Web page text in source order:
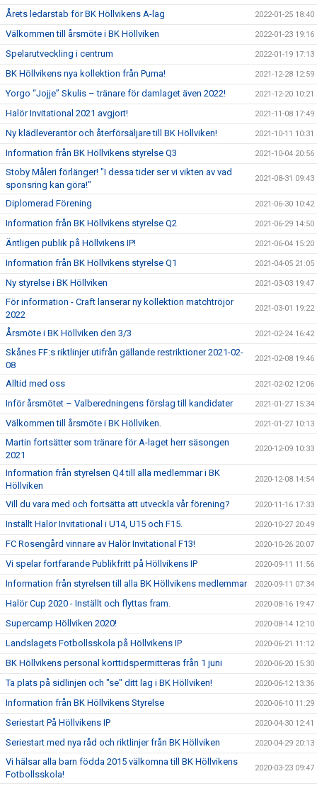
Årets ledarstab för BK Höllvikens A-lag 2022-01-25 18:40
Välkommen till årsmöte i BK Höllviken 2022-01-23 19:16
Spelarutveckling i centrum 2022-01-19 17:13
BK Höllvikens nya kollektion från Puma! 2021-12-28 12:59
Yorgo “Jojje” Skulis – tränare för damlaget även 2022! 2021-12-20 10:21
Halör Invitational 2021 avgjort! 2021-11-08 17:49
Ny klädleverantör och återförsäljare till BK Höllviken! 2021-10-11 10:31
Information från BK Höllvikens styrelse Q3 2021-10-04 20:56
Stoby Måleri förlänger! "I dessa tider ser vi vikten av vad
sponsring kan göra!"
2021-08-31 09:43
Diplomerad Förening 2021-06-30 10:42
Information från BK Höllvikens styrelse Q2 2021-06-29 14:50
Äntligen publik på Höllvikens IP! 2021-06-04 15:20
Information från BK Höllvikens styrelse Q1 2021-04-05 21:05
Ny styrelse i BK Höllviken 2021-03-03 19:47
För information - Craft lanserar ny kollektion matchtröjor
2022
2021-03-01 19:22
Årsmöte i BK Höllviken den 3/3 2021-02-24 16:42
Skånes FF:s riktlinjer utifrån gällande restriktioner 2021-02-
08
2021-02-08 19:46
Alltid med oss 2021-02-02 12:06
Inför årsmötet – Valberedningens förslag till kandidater 2021-01-27 15:34
Välkommen till årsmöte i BK Höllviken. 2021-01-27 10:13
Martin fortsätter som tränare för A-laget herr säsongen
2021
2020-12-09 10:33
Information från styrelsen Q4 till alla medlemmar i BK
Höllviken
2020-12-08 14:54
Vill du vara med och fortsätta att utveckla vår förening? 2020-11-16 17:33
Inställt Halör Invitational i U14, U15 och F15. 2020-10-27 20:49
FC Rosengård vinnare av Halör Invitational F13! 2020-10-26 20:07
Vi spelar fortfarande Publikfritt på Höllvikens IP 2020-09-11 11:56
Information från styrelsen till alla BK Höllvikens medlemmar 2020-09-11 07:34
Halör Cup 2020 - Inställt och flyttas fram. 2020-08-16 19:47
Supercamp Höllviken 2020! 2020-08-14 12:10
Landslagets Fotbollsskola på Höllvikens IP 2020-06-21 11:12
BK Höllvikens personal korttidspermitteras från 1 juni 2020-06-20 15:30
Ta plats på sidlinjen och "se" ditt lag i BK Höllviken! 2020-06-12 13:36
Information från BK Höllvikens Styrelse 2020-06-10 11:29
Seriestart På Höllvikens IP 2020-04-30 12:41
Seriestart med nya råd och riktlinjer från BK Höllviken 2020-04-29 20:13
Vi hälsar alla barn födda 2015 välkomna till BK Höllvikens
Fotbollsskola!
2020-03-23 09:47